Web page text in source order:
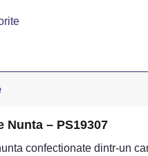
Nunta – PS19307
confectionate dintr-un